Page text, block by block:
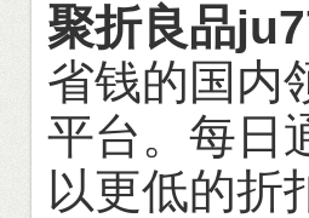
聚折良品
省钱的国内
平台。每日
以更低的折